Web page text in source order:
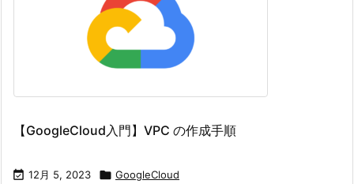
【GoogleCloud入門】VPC の作成手順
 12月 5, 2023  GoogleCloud